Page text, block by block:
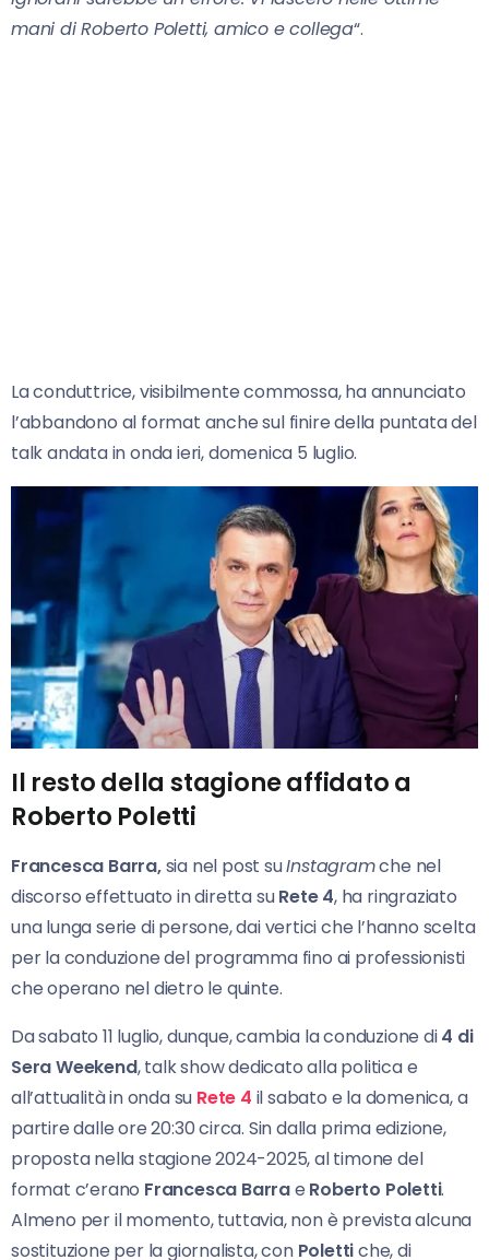
mani di Roberto Poletti, amico e collega“.
La conduttrice, visibilmente commossa, ha annunciato
l’abbandono al format anche sul finire della puntata del
talk andata in onda ieri, domenica 5 luglio.
Il resto della stagione affidato a
Roberto Poletti
Francesca Barra,sia nel post suInstagramche nel
discorso effettuato in diretta suRete 4, ha ringraziato
una lunga serie di persone, dai vertici che l’hanno scelta
per la conduzione del programma fino ai professionisti
che operano nel dietro le quinte.
Da sabato 11 luglio, dunque, cambia la conduzione di4 di
Sera Weekend, talk show dedicato alla politica e
all’attualità in onda su Rete 4 il sabato e la domenica, a
partire dalle ore 20:30 circa. Sin dalla prima edizione,
proposta nella stagione 2024-2025, al timone del
format c’erano Francesca Barrae Roberto Poletti.
Almeno per il momento, tuttavia, non è prevista alcuna
sostituzione per la giornalista, con Polettiche, di